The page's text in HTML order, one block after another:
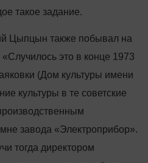
такое задание.
Цыпцын также побывал на
это в конце 1973
(Дом культуры имени
культуры в те советские
завода «Электроприбор».
тогда директором